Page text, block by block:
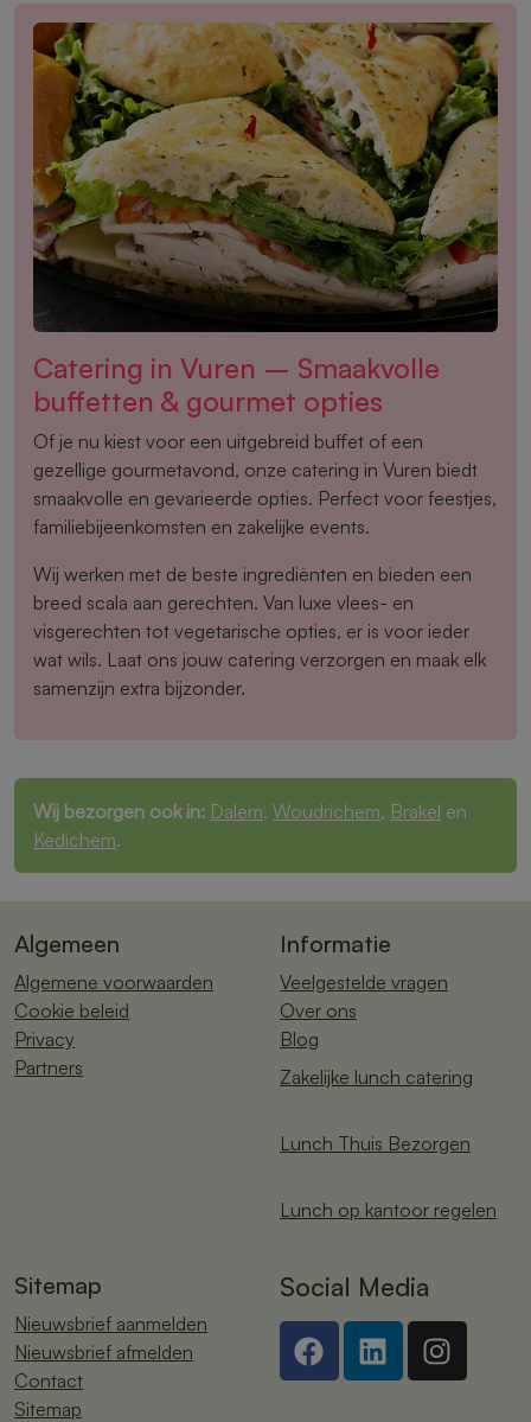
Catering in Vuren – Smaakvolle
buffetten & gourmet opties
Of je nu kiest voor een uitgebreid buffet of een
gezellige gourmetavond, onze catering in Vuren biedt
smaakvolle en gevarieerde opties. Perfect voor feestjes,
familiebijeenkomsten en zakelijke events.
Wij werken met de beste ingrediënten en bieden een
breed scala aan gerechten. Van luxe vlees- en
visgerechten tot vegetarische opties, er is voor ieder
wat wils. Laat ons jouw catering verzorgen en maak elk
samenzijn extra bijzonder.
Wij bezorgen ook in: Dalem, Woudrichem, Brakel en
Kedichem.
Algemeen
Algemene voorwaarden
Cookie beleid
Privacy
Partners
Informatie
Veelgestelde vragen
Over ons
Blog
Zakelijke lunch catering
Lunch Thuis Bezorgen
Lunch op kantoor regelen
Sitemap
Nieuwsbrief aanmelden
Nieuwsbrief afmelden
Contact
Sitemap
Social Media